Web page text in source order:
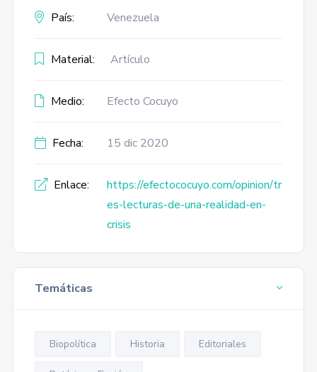
País: Venezuela
Material: Artículo
Medio: Efecto Cocuyo
Fecha: 15 dic 2020
Enlace:
https://efectococuyo.com/opinion/tr
es-lecturas-de-una-realidad-en-
crisis
Temáticas
Biopolítica Historia Editoriales